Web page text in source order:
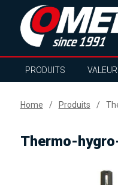
PRODUITS
Home Produits
Thermo-